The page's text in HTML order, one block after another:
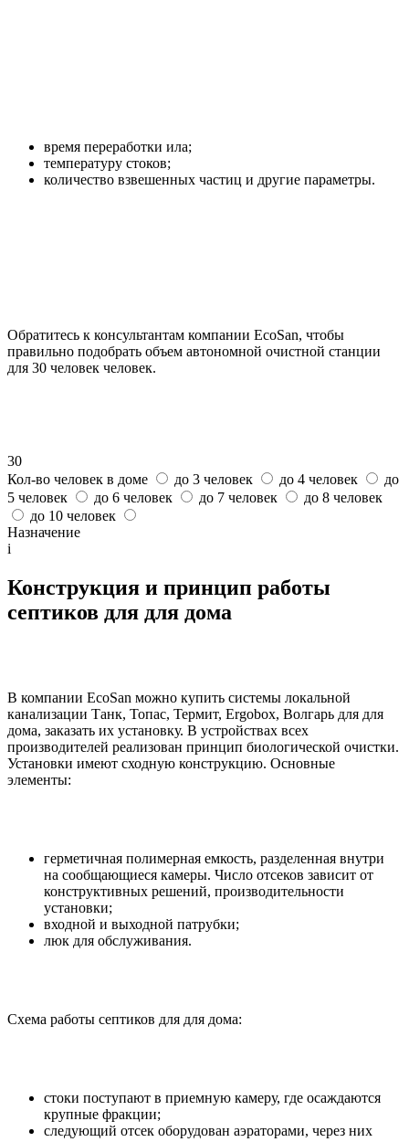
время переработки ила;
температуру стоков;
количество взвешенных частиц и другие параметры.
Обратитесь к консультантам компании EcoSan, чтобы
правильно подобрать объем автономной очистной станции
для 30 человек человек.
30
Кол-во человек в доме
до 3 человек до 4 человек
до
5 человек
до 6 человек до 7 человек
до 8 человек
до 10 человек
Назначение
i
Конструкция и принцип работы
септиков для для дома
В компании EcoSan можно купить системы локальной
канализации Танк, Топас, Термит, Ergobox, Волгарь для для
дома, заказать их установку. В устройствах всех
производителей реализован принцип биологической очистки.
Установки имеют сходную конструкцию. Основные
элементы:
герметичная полимерная емкость, разделенная внутри
на сообщающиеся камеры. Число отсеков зависит от
конструктивных решений, производительности
установки;
входной и выходной патрубки;
люк для обслуживания.
Схема работы септиков для для дома:
стоки поступают в приемную камеру, где осаждаются
крупные фракции;
следующий отсек оборудован аэраторами, через них